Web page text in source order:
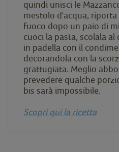
quindi unisci le
mestolo d'acqua,
fuoco dopo un paio di
cuoci la pasta, scolala
in padella con il
decorandola con la
grattugiata. Meglio
prevedere qualche
bis sarà impossibile.
Scopri qui la ricetta